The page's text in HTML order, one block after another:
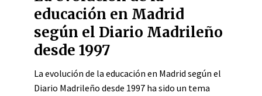
educación en Madrid
según el Diario Madrileño
desde 1997
La evolución de la educación en Madrid según el
Diario Madrileño desde 1997 ha sido un tema